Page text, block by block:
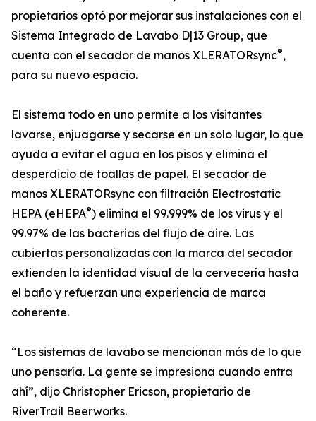
propietarios optó por mejorar sus instalaciones con el
Sistema Integrado de Lavabo D|13 Group, que
cuenta con el secador de manos XLERATORsync®,
para su nuevo espacio.
El sistema todo en uno permite a los visitantes
lavarse, enjuagarse y secarse en un solo lugar, lo que
ayuda a evitar el agua en los pisos y elimina el
desperdicio de toallas de papel. El secador de
manos XLERATORsync con filtración Electrostatic
HEPA (eHEPA®) elimina el 99.999% de los virus y el
99.97% de las bacterias del flujo de aire. Las
cubiertas personalizadas con la marca del secador
extienden la identidad visual de la cervecería hasta
el baño y refuerzan una experiencia de marca
coherente.
“Los sistemas de lavabo se mencionan más de lo que
uno pensaría. La gente se impresiona cuando entra
ahí”, dijo Christopher Ericson, propietario de
RiverTrail Beerworks.